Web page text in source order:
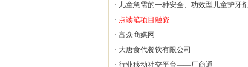
· 儿童急需的一种安全、功效型儿童护牙剂
· 点读笔项目融资
· 富众商媒网
· 大唐食代餐饮有限公司
· 行业移动社交平台——厂商通